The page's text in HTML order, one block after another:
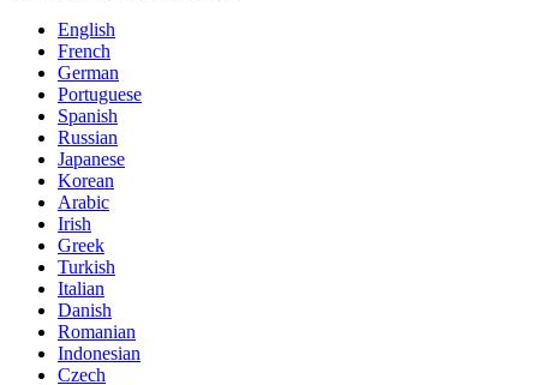
English
French
German
Portuguese
Spanish
Russian
Japanese
Korean
Arabic
Irish
Greek
Turkish
Italian
Danish
Romanian
Indonesian
Czech